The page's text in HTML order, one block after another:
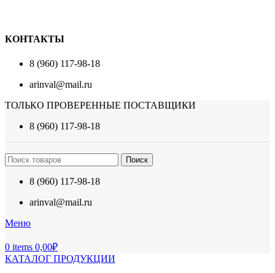
КОНТАКТЫ
8 (960) 117-98-18
arinval@mail.ru
ТОЛЬКО ПРОВЕРЕННЫЕ ПОСТАВЩИКИ
8 (960) 117-98-18
Поиск
8 (960) 117-98-18
arinval@mail.ru
Меню
0 items 0,00₽
КАТАЛОГ ПРОДУКЦИИ